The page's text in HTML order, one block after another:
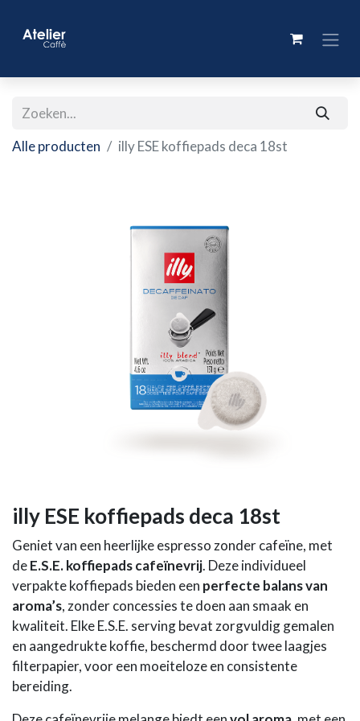
Alle producten illy ESE koffiepads deca 18st
illy ESE koffiepads deca 18st
Geniet van een heerlijke espresso zonder cafeïne, met
deE.S.E. koffiepads cafeïnevrij. Deze individueel
verpakte koffiepads bieden een perfecte balans van
aroma’s, zonder concessies te doen aan smaak en
kwaliteit. Elke E.S.E. serving bevat zorgvuldig gemalen
en aangedrukte koffie, beschermd door twee laagjes
filterpapier, voor een moeiteloze en consistente
bereiding.